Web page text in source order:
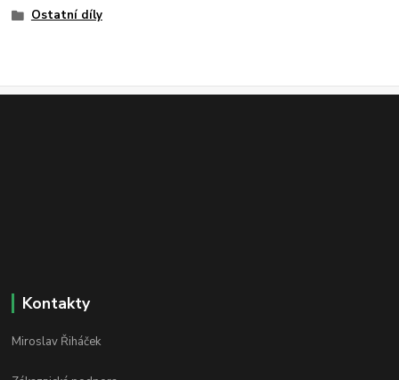
Ostatní díly
Kontakty
Miroslav Řiháček